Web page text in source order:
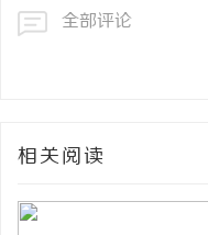
全部评论
相关阅读